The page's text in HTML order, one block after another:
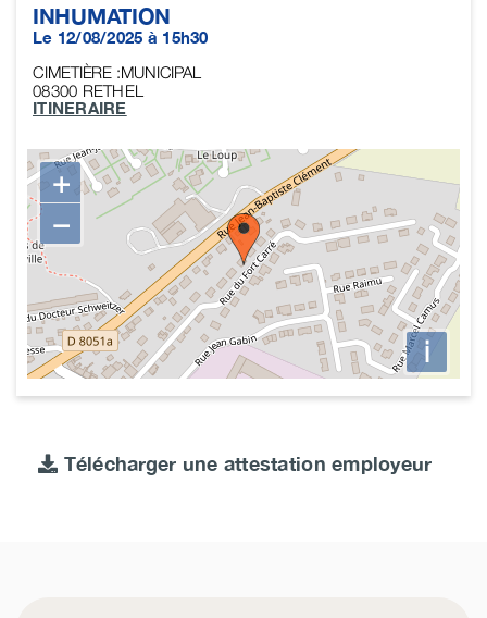
INHUMATION
Le 12/08/2025 à 15h30
CIMETIÈRE :MUNICIPAL
08300 RETHEL
ITINERAIRE
+
−
i
Télécharger une attestation employeur